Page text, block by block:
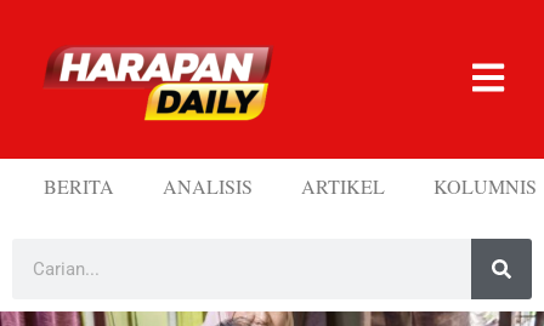
BERITA ANALISIS ARTIKEL KOLUMNIS